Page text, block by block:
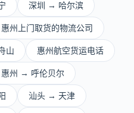
深圳 → 哈尔滨
惠州上门取货的物流公司
山 惠州航空货运电话
惠州 → 呼伦贝尔
汕头 → 天津